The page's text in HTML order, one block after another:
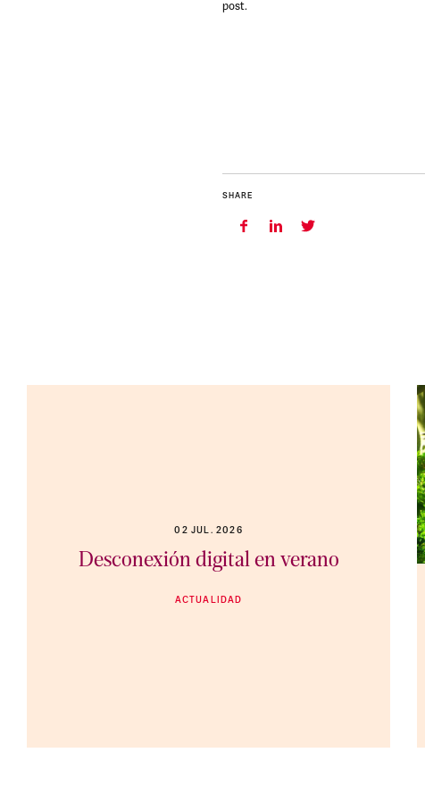
post.
SHARE
02 JUL. 2026
Desconexión digital en verano
ACTUALIDAD